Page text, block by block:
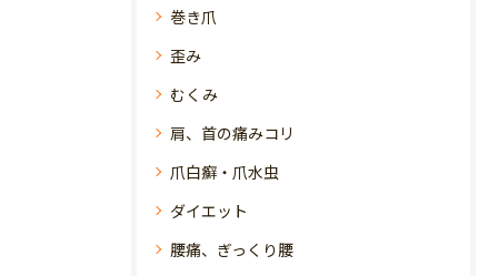
巻き爪
歪み
むくみ
肩、首の痛みコリ
爪白癬・爪水虫
ダイエット
腰痛、ぎっくり腰